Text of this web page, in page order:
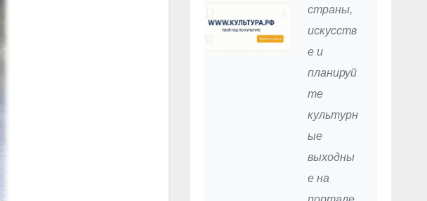
страны,
искусств
е и
планируй
те
культурн
ые
выходны
е на